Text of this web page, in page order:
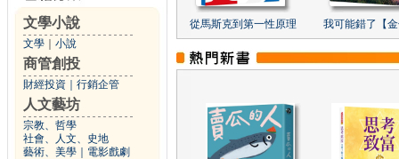
文學小說
文學 小說
商管創投
財經投資 行銷企管
人文藝坊
宗教、哲學
社會、人文、史地
藝術、美學
電影戲劇
從馬斯克到第一性原理 我可能錯了【